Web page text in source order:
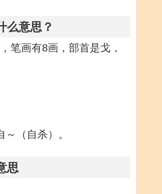
么意思？
笔画有8画，部首是戈，
（自杀）。
思